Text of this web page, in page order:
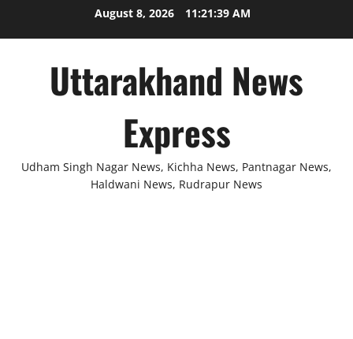
August 8, 2026 11:21:39 AM
Uttarakhand News
Express
Udham Singh Nagar News, Kichha News, Pantnagar News,
Haldwani News, Rudrapur News